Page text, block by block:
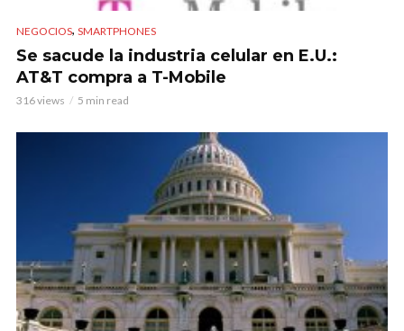
NEGOCIOS, SMARTPHONES
Se sacude la industria celular en E.U.:
AT&T compra a T-Mobile
316 views 5 min read